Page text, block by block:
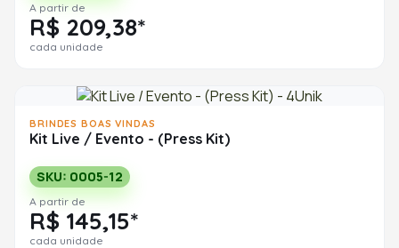
A partir de
R$ 209,38*
cada unidade
BRINDES BOAS VINDAS
Kit Live / Evento - (Press Kit)
SKU: 0005-12
A partir de
R$ 145,15*
cada unidade